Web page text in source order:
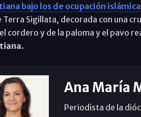
bajo los de ocupación islámica
Terra Sigillata, decorada con una
cordero y de la paloma y el pavo
.
Ana María
Periodista de la